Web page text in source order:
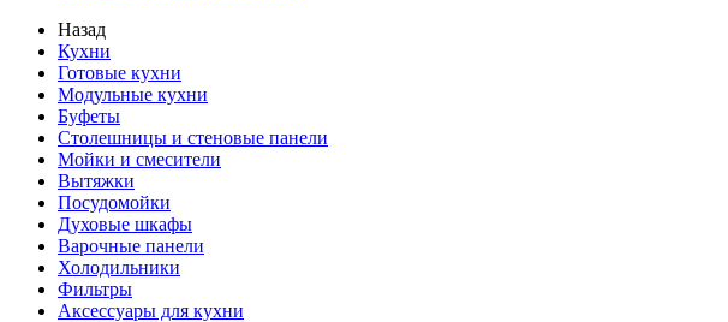
Назад
Кухни
Готовые кухни
Модульные кухни
Буфеты
Столешницы и стеновые панели
Мойки и смесители
Вытяжки
Посудомойки
Духовые шкафы
Варочные панели
Холодильники
Фильтры
Аксессуары для кухни